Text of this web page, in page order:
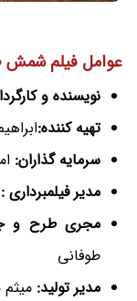
عوامل فیلم شمش
نویسنده و
تهیه کننده:
سرمایه گذاران:
مدیر فیلمبرداری :
مجری طرح و
طوفانی
مدیر تولید: